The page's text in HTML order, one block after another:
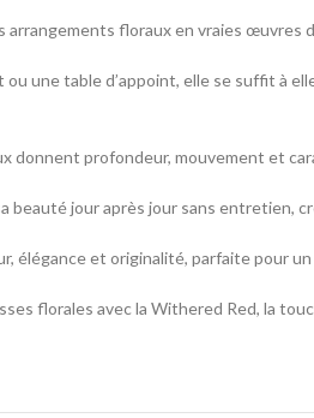
floraux en vraies œuvres
une table d’appoint, elle se suffit à
donnent profondeur, mouvement et
beauté jour après jour sans entretien,
élégance et originalité, parfaite pour
florales avec la Withered Red, la